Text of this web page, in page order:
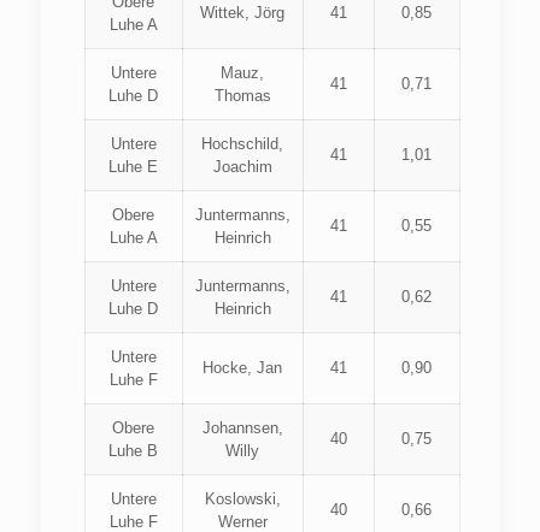
Luhe A
Wittek, Jörg 41 0,85
Untere
Luhe D
Mauz,
Thomas
41 0,71
Untere
Luhe E
Hochschild,
Joachim
41 1,01
Obere
Luhe A
Juntermanns,
Heinrich
41 0,55
Untere
Luhe D
Juntermanns,
Heinrich
41 0,62
Untere
Luhe F
Hocke, Jan 41 0,90
Obere
Luhe B
Johannsen,
Willy
40 0,75
Untere
Luhe F
Koslowski,
Werner
40 0,66